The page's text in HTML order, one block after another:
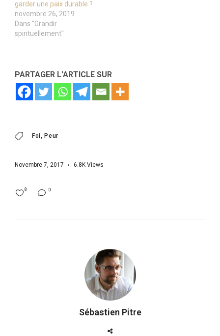
garder une paix durable ?
novembre 26, 2019
Dans "Grandir
spirituellement"
PARTAGER L'ARTICLE SUR
Foi Peur
Novembre 7, 2017 6.8K Views
0
8
Sébastien Pitre